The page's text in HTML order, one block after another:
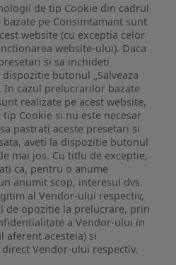
de tip Cookie din cadrul
pe Consimtamant sunt
website (cu exceptia celor
website-ului). Daca
si sa inchideti
butonul „Salveaza
In cazul prelucrarilor bazate
realizate pe acest website,
Cookie si nu este necesar
pastrati aceste presetari si
aveti la dispozitie butonul
mai jos. Cu titlu de exceptie,
ca, pentru o anume
anumit scop, interesul dvs.
al Vendor-ului respectiv,
de opozitie la prelucrare, prin
a Vendor-ului in
aferent acesteia) si
Vendor-ului respectiv.